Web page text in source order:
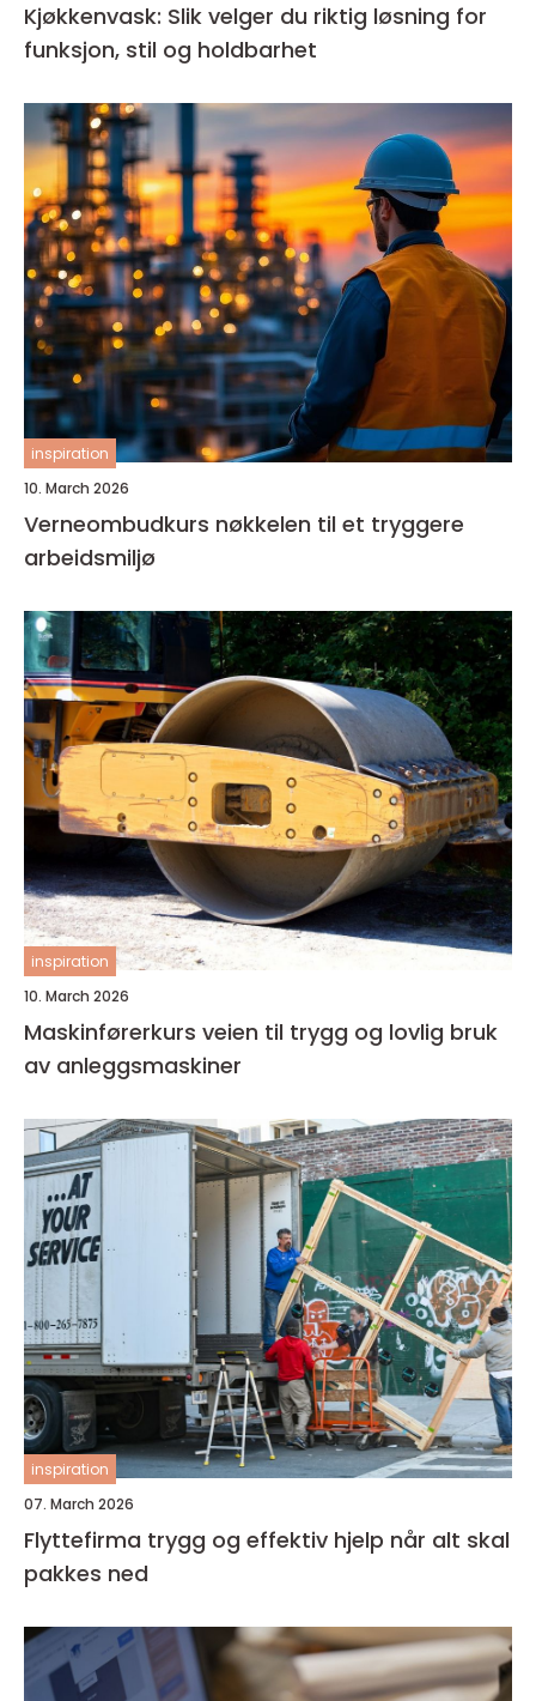
Kjøkkenvask: Slik velger du riktig løsning for
funksjon, stil og holdbarhet
inspiration
10. March 2026
Verneombudkurs nøkkelen til et tryggere
arbeidsmiljø
inspiration
10. March 2026
Maskinførerkurs veien til trygg og lovlig bruk
av anleggsmaskiner
inspiration
07. March 2026
Flyttefirma trygg og effektiv hjelp når alt skal
pakkes ned